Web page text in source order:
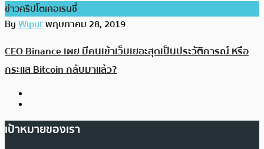
ข่าวคริปโตเคอเรนซี่
ByWiputพฤษภาคม 28, 2019
CEO Binance เผย มีคนเข้าเว็บเยอะสุดเป็นประวัติการณ์ หรือ
กระแส Bitcoin กลับมาแล้ว?
เป้าหมายของเรา